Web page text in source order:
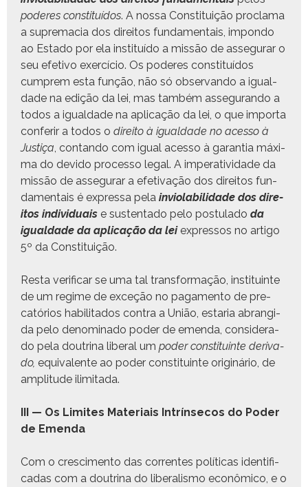
poderes con­sti­tuí­dos. A nos­sa Con­sti­tu­ição procla­ma
a suprema­cia dos dire­itos fun­da­men­tais, impon­do
ao Esta­do por ela insti­tuí­do a mis­são de asse­gu­rar o
seu efe­ti­vo exer­cí­cio. Os poderes con­sti­tuí­dos
cumprem esta função, não só obser­van­do a igual­
dade na edição da lei, mas tam­bém asse­gu­ran­do a
todos a igual­dade na apli­cação da lei, o que impor­ta
con­ferir a todos o dire­ito à igual­dade no aces­so à
Justiça, con­tan­do com igual aces­so à garan­tia máx­i­
ma do dev­i­do proces­so legal. A imper­a­tivi­dade da
mis­são de asse­gu­rar a efe­ti­vação dos dire­itos fun­
da­men­tais é expres­sa pela invi­o­la­bil­i­dade dos dire­
itos indi­vid­u­ais e sus­ten­ta­do pelo pos­tu­la­do da
igual­dade da apli­cação da lei expres­sos no arti­go
5º da Constituição.
Res­ta ver­i­ficar se uma tal trans­for­mação, insti­tu­inte
de um regime de exceção no paga­men­to de pre­
catórios habil­i­ta­dos con­tra a União, estaria abrangi­
da pelo denom­i­na­do poder de emen­da, con­sid­er­a­
do pela dout­ri­na lib­er­al um poder con­sti­tu­inte deriva­
do, equiv­a­lente ao poder con­sti­tu­inte orig­inário, de
ampli­tude ilimitada.
III — Os Lim­ites Mate­ri­ais Intrínsec­os do Poder
de Emenda
Com o cresci­men­to das cor­rentes políti­cas iden­ti­fi­
cadas com a dout­ri­na do lib­er­al­is­mo econômi­co, e o